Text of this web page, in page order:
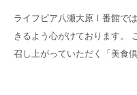
ライフピア八瀬大原Ⅰ番館で
きるよう心がけております。
召し上がっていただく「美食